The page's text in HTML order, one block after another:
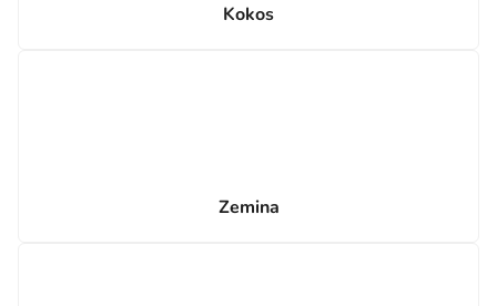
Kokos
Zemina